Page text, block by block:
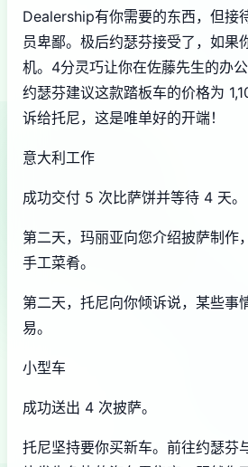
Dealership有你需要的东西，但接
员卑鄙。极后约瑟芬接受了，如果
机。4分灵巧让你在佐藤先生的办公
约瑟芬建议这款踏板车的价格为
诉给托尼，这是唯单好的开端！
意大利工作
成功交付 5 次比萨饼并等待 4 天。
第二天，玛丽亚向您介绍披萨制作
手工菜肴。
第二天，托尼向你倾诉说，某些事
易。
小型车
成功送出 4 次披萨。
托尼坚持要你买新车。前往约瑟芬